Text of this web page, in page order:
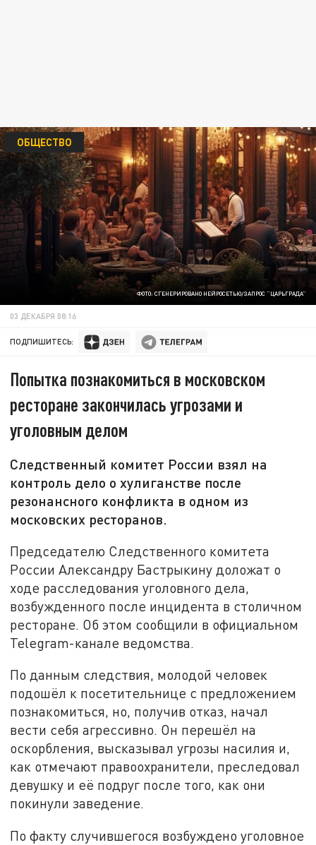
ФОТО: СГЕНЕРИРОВАНО НЕЙРОСЕТЬЮ/ЗАПРОС "ЦАРЬГРАДА"
ОБЩЕСТВО
03 ДЕКАБРЯ 08:16
ПОДПИШИТЕСЬ:
Попытка познакомиться в московском
ресторане закончилась угрозами и
уголовным делом
Следственный комитет России взял на
контроль дело о хулиганстве после
резонансного конфликта в одном из
московских ресторанов.
Председателю Следственного комитета
России Александру Бастрыкину доложат о
ходе расследования уголовного дела,
возбужденного после инцидента в столичном
ресторане. Об этом сообщили в официальном
Telegram-канале ведомства.
По данным следствия, молодой человек
подошёл к посетительнице с предложением
познакомиться, но, получив отказ, начал
вести себя агрессивно. Он перешёл на
оскорбления, высказывал угрозы насилия и,
как отмечают правоохранители, преследовал
девушку и её подруг после того, как они
покинули заведение.
По факту случившегося возбуждено уголовное